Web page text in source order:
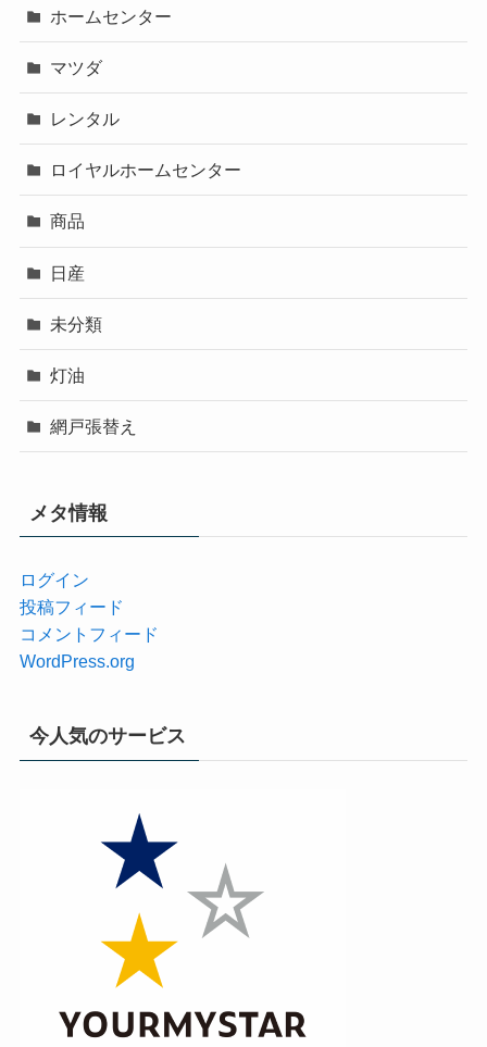
ホームセンター
マツダ
レンタル
ロイヤルホームセンター
商品
日産
未分類
灯油
網戸張替え
メタ情報
ログイン
投稿フィード
コメントフィード
WordPress.org
今人気のサービス